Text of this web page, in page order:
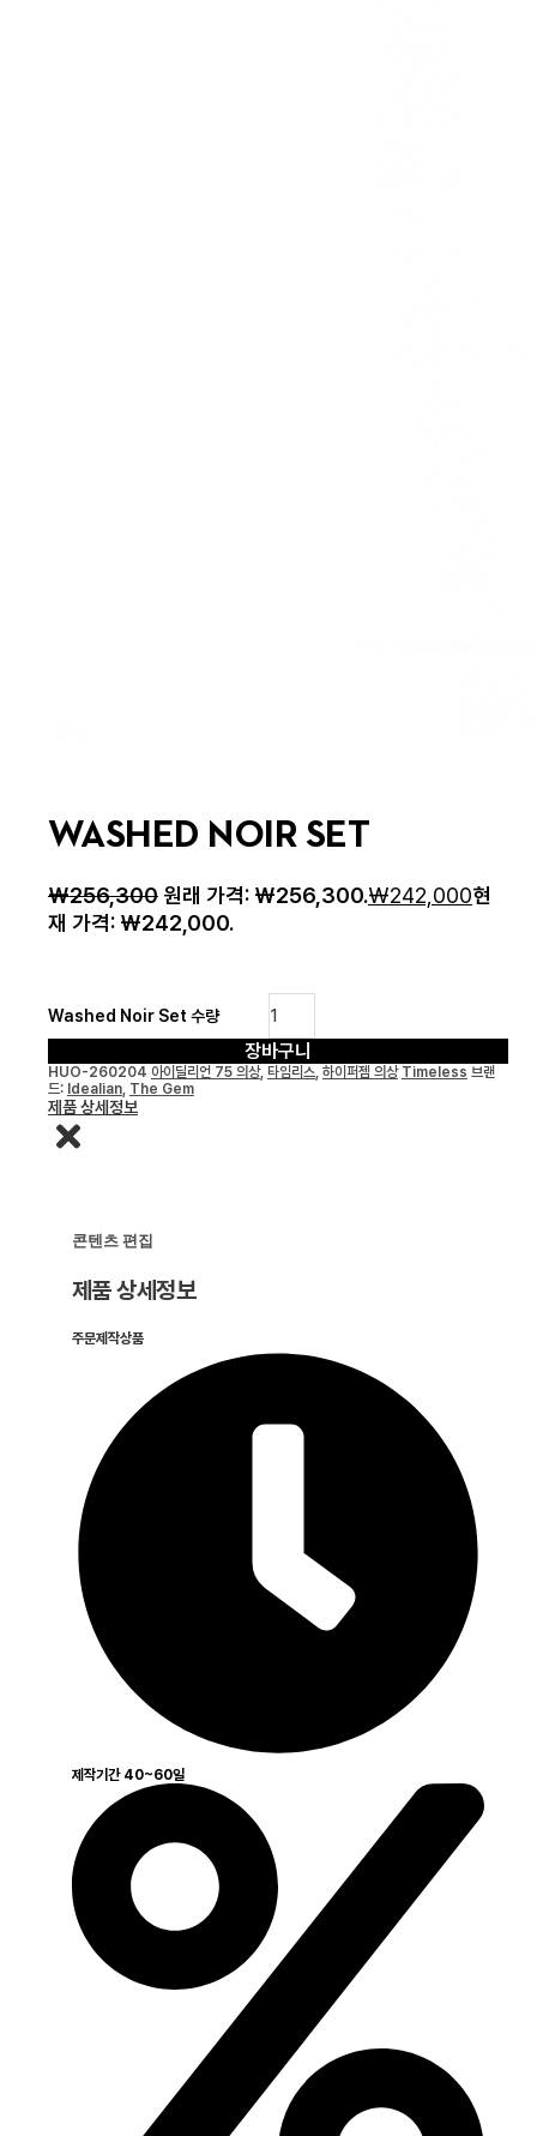
WASHED NOIR SET
₩256,300원래 가격: ₩256,300.₩242,000현
재 가격: ₩242,000.
Washed Noir Set 수량
장바구니
HUO-260204 아이딜리언 75 의상, 타임리스, 하이퍼젬 의상 Timeless 브랜
드: Idealian, The Gem
제품 상세정보
콘텐츠 편집
제품 상세정보
주문제작상품
제작기간 40~60일